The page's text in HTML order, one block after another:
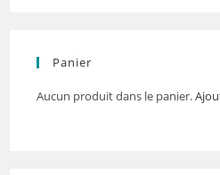
Panier
Aucun produit dans le panier.